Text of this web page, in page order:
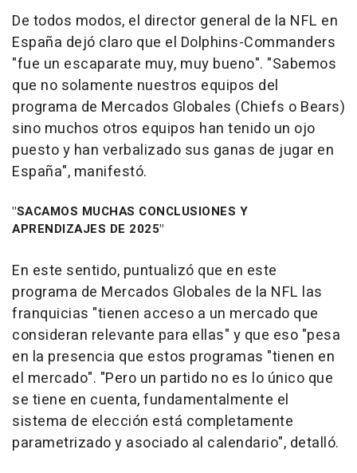
De todos modos, el director general de la NFL en
España dejó claro que el Dolphins-Commanders
"fue un escaparate muy, muy bueno". "Sabemos
que no solamente nuestros equipos del
programa de Mercados Globales (Chiefs o Bears)
sino muchos otros equipos han tenido un ojo
puesto y han verbalizado sus ganas de jugar en
España", manifestó.
"SACAMOS MUCHAS CONCLUSIONES Y
APRENDIZAJES DE 2025"
En este sentido, puntualizó que en este
programa de Mercados Globales de la NFL las
franquicias "tienen acceso a un mercado que
consideran relevante para ellas" y que eso "pesa
en la presencia que estos programas "tienen en
el mercado". "Pero un partido no es lo único que
se tiene en cuenta, fundamentalmente el
sistema de elección está completamente
parametrizado y asociado al calendario", detalló.